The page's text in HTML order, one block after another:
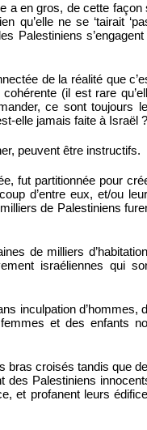
a en gros, de cette façon
qu’elle ne se ‘tairait
Palestiniens s’engagent
de la réalité que
(il est rare
ce sont toujours
elle jamais faite à Israël ?
peuvent être instructifs.
fut partitionnée pour
d’entre eux, et/ou
de Palestiniens
de milliers
israéliennes qui
inculpation d’hommes,
et des enfants
bras croisés tandis que
des Palestiniens
et profanent leurs